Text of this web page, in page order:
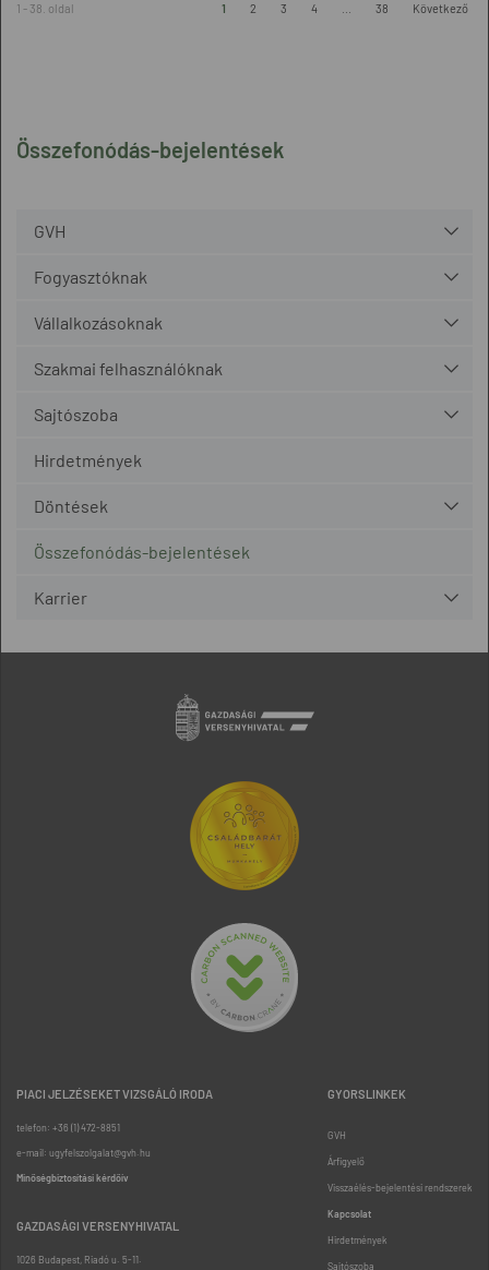
Összefonódás-bejelentések
GVH
Fogyasztóknak
Vállalkozásoknak
Szakmai felhasználóknak
Sajtószoba
Hirdetmények
Döntések
Összefonódás-bejelentések
Karrier
1 - 38. oldal 1 2 3 4 38 Következő
PIACI JELZÉSEKET VIZSGÁLÓ IRODA
telefon: +36 (1) 472-8851
e-mail: ugyfelszolgalat@gvh.hu
Minőségbiztosítási kérdőív
GAZDASÁGI VERSENYHIVATAL
1026 Budapest, Riadó u. 5-11.
GYORSLINKEK
GVH
Árfigyelő
Visszaélés-bejelentési rendszerek
Kapcsolat
Hirdetmények
Sajtószoba